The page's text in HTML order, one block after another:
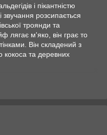
і пікантністю
розсипається
троянди та
лягає м'яко, він грає то
Він складений з
кокоса та деревних